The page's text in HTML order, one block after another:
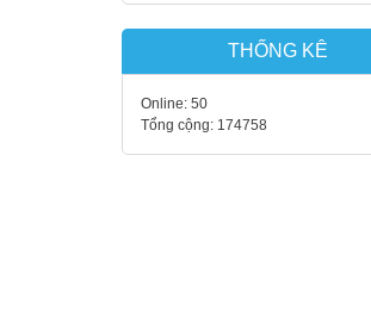
THỐNG KÊ
Online: 50
Tổng cộng: 174758